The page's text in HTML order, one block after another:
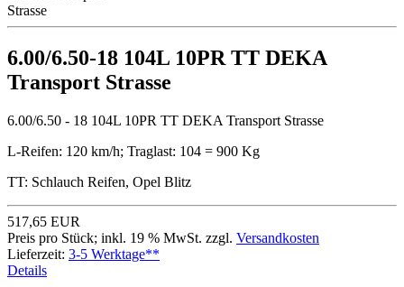
6.00/6.50-18 104L 10PR TT DEKA
Transport Strasse
6.00/6.50 - 18 104L 10PR TT DEKA Transport Strasse
L-Reifen: 120 km/h; Traglast: 104 = 900 Kg
TT: Schlauch Reifen, Opel Blitz
517,65 EUR
Preis pro Stück; inkl. 19 % MwSt. zzgl. Versandkosten
Lieferzeit: 3-5 Werktage**
Details